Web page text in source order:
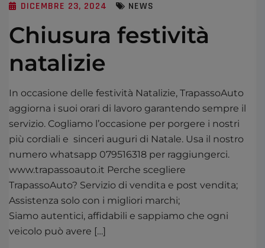
DICEMBRE 23, 2024 NEWS
Chiusura festività
natalizie
In occasione delle festività Natalizie, TrapassoAuto
aggiorna i suoi orari di lavoro garantendo sempre il
servizio. Cogliamo l’occasione per porgere i nostri
più cordiali e sinceri auguri di Natale. Usa il nostro
numero whatsapp 079516318 per raggiungerci.
www.trapassoauto.it Perche scegliere
TrapassoAuto? Servizio di vendita e post vendita;
Assistenza solo con i migliori marchi;
Siamo autentici, affidabili e sappiamo che ogni
veicolo può avere […]